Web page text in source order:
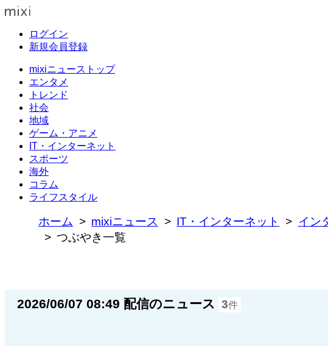
ログイン
新規会員登録
mixiニューストップ
エンタメ
トレンド
社会
地域
ゲーム・アニメ
IT・インターネット
スポーツ
海外
コラム
ライフスタイル
ホーム mixiニュース IT・インターネット イン
つぶやき一覧
2026/06/07 08:49 配信のニュース 3件